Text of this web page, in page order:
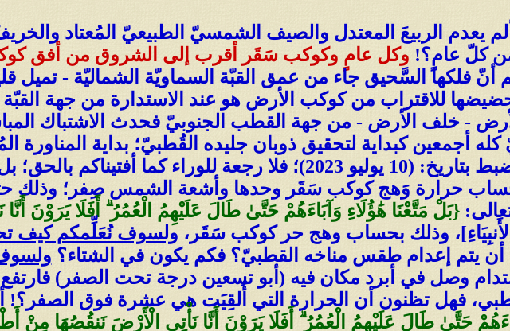
يعدم الربيعَ المعتدل والصيف الشمسيّ الطبيعيّ المُعتاد
كلّ عامٍ؟! وكل عامٍ وكوكب سَقَر أقرب إلى الشروق من أفق
أنّ فلكها السَّحيق جاء من عمق القبّة السماويّة الشماليّة - تميل
للاقتراب من كوكب الأرض هو عند الاستدارة من جهة القبّة
- خلف الأرض - من جهة القطب الجنوبيّ فحدث الاشتباك
أجمعين كبداية لتحقيق ذوبان جليده القُطبيّ؛ بداية المناورة
حرارة وَهج كوكب سَقَر وحدها وأشعة الشمس صِفر؛ وذلك
{بَلْ مَتَّعْنَا هَٰؤُلَاءِ وَآبَاءَهُمْ حَتَّىٰ طَالَ عَلَيْهِمُ الْعُمُرُ ۗ أَفَلَا يَرَوْنَ
وذلك بحساب وهج حر كوكب سَقَر، ولسوف نُعَلِّمكم كيف
أن يتم إعدام طقس مناخه القطبيّ؟ فكم يكون في الشتاء؟
وصل في أبرد مكان فيه (أبو تسعين درجة تحت الصفر)
فهل تظنون أن الحرارة التي أُلقِيَت هي عشرة فوق الصفر؟!
حَتَّىٰ طَالَ عَلَيْهِمُ الْعُمُرُ ۗ أَفَلَا يَرَوْنَ أَنَّا نَأْتِي الْأَرْضَ نَنقُصُهَا مِنْ